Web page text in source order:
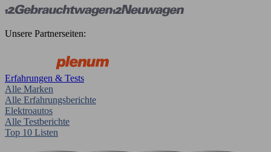
Unsere Partnerseiten:
Erfahrungen & Tests
Alle Marken
Alle Erfahrungsberichte
Elektroautos
Alle Testberichte
Top 10 Listen